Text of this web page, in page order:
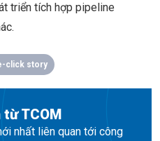
triển tích hợp pipeline
click story
TCOM
nhất liên quan tới công